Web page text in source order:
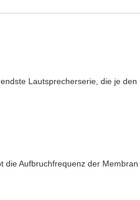
Lautsprecherserie, die je den
die Aufbruchfrequenz der Membran